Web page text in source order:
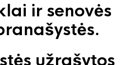
ir senovės
užrašytos